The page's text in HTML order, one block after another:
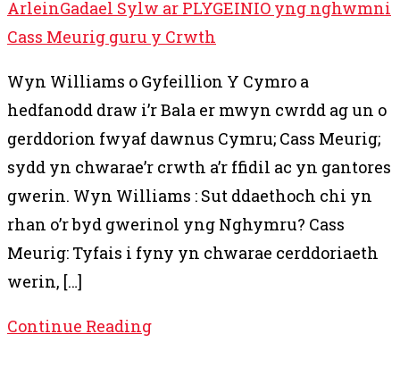
ArleinGadael Sylw ar PLYGEINIO yng nghwmni
Cass Meurig guru y Crwth
Wyn Williams o Gyfeillion Y Cymro a
hedfanodd draw i’r Bala er mwyn cwrdd ag un o
gerddorion fwyaf dawnus Cymru; Cass Meurig;
sydd yn chwarae’r crwth a’r ffidil ac yn gantores
gwerin. Wyn Williams : Sut ddaethoch chi yn
rhan o’r byd gwerinol yng Nghymru? Cass
Meurig: Tyfais i fyny yn chwarae cerddoriaeth
werin, […]
Continue Reading